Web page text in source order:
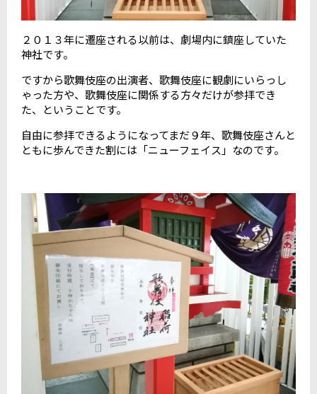
２０１３年に遷座される以前は、劇場内に鎮座していた
神社です。
ですから歌舞伎座の出演者、歌舞伎座に観劇にいらっし
ゃった方や、歌舞伎座に関係する方々だけが参拝でき
た、ということです。
自由に参拝できるようになってまだ９年、歌舞伎座さんと
ともに歩んできた割には「ニューフェイス」なのです。